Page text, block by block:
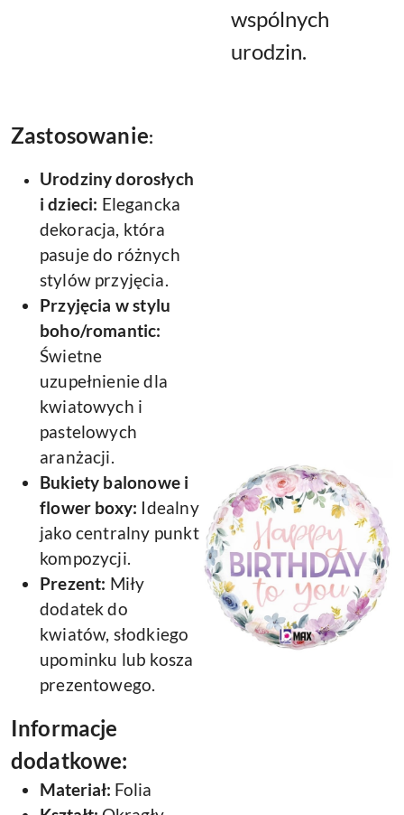
wspólnych
urodzin.
Zastosowanie:
Urodziny dorosłych
i dzieci: Elegancka
dekoracja, która
pasuje do różnych
stylów przyjęcia.
Przyjęcia w stylu
boho/romantic:
Świetne
uzupełnienie dla
kwiatowych i
pastelowych
aranżacji.
Bukiety balonowe i
flower boxy: Idealny
jako centralny punkt
kompozycji.
Prezent: Miły
dodatek do
kwiatów, słodkiego
upominku lub kosza
prezentowego.
Informacje
dodatkowe:
Materiał: Folia